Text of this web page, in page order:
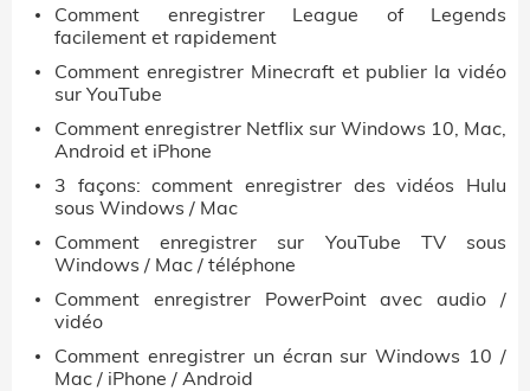
Comment enregistrer League of Legends
facilement et rapidement
Comment enregistrer Minecraft et publier la vidéo
sur YouTube
Comment enregistrer Netflix sur Windows 10, Mac,
Android et iPhone
3 façons: comment enregistrer des vidéos Hulu
sous Windows / Mac
Comment enregistrer sur YouTube TV sous
Windows / Mac / téléphone
Comment enregistrer PowerPoint avec audio /
vidéo
Comment enregistrer un écran sur Windows 10 /
Mac / iPhone / Android